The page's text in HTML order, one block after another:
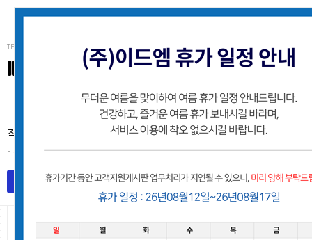
TEL (062)223-3234
IDM (주)이드엠 고객사 유지보수지원 게시판
작업처리는 접수된 순서로 처리해 드리며, 별도의 안내없이 처리
- 유지보수팀
작업요청등록
고객지원게시판